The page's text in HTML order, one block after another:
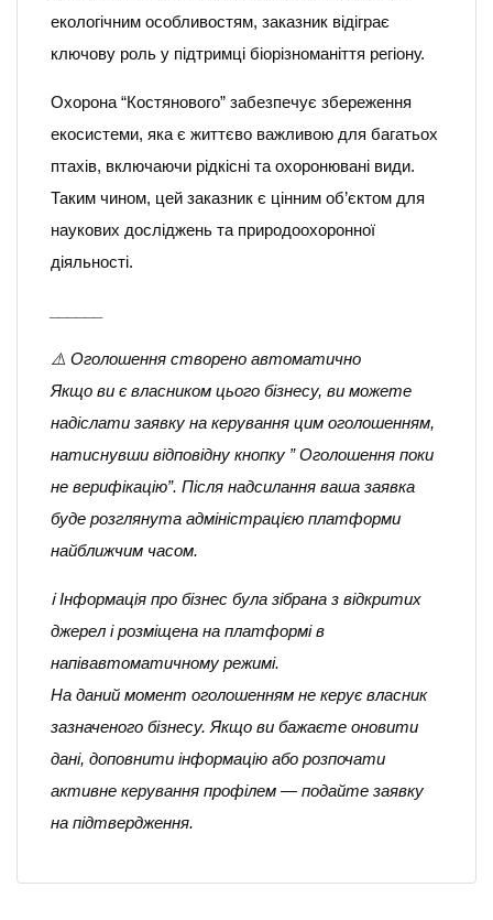
екологічним особливостям, заказник відіграє
ключову роль у підтримці біорізноманіття регіону.
Охорона “Костянового” забезпечує збереження
екосистеми, яка є життєво важливою для багатьох
птахів, включаючи рідкісні та охоронювані види.
Таким чином, цей заказник є цінним об’єктом для
наукових досліджень та природоохоронної
діяльності.
⚠️ Оголошення створено автоматично
Якщо ви є власником цього бізнесу, ви можете
надіслати заявку на керування цим оголошенням,
натиснувши відповідну кнопку ” Оголошення поки
не верифікацію”. Після надсилання ваша заявка
буде розглянута адміністрацією платформи
найближчим часом.
ℹ️ Інформація про бізнес була зібрана з відкритих
джерел і розміщена на платформі в
напівавтоматичному режимі.
На даний момент оголошенням не керує власник
зазначеного бізнесу. Якщо ви бажаєте оновити
дані, доповнити інформацію або розпочати
активне керування профілем — подайте заявку
на підтвердження.